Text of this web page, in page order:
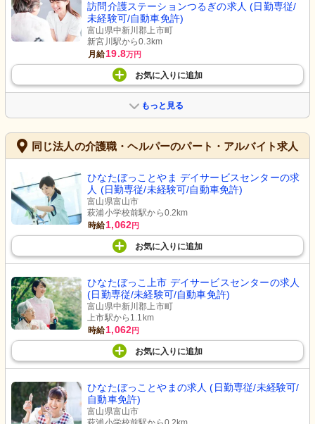
訪問介護ステーションつるぎの求人 (日勤専従/
未経験可/自動車免許)
富山県中新川郡上市町
新宮川駅から0.3km
月給19.8万円
お気に入り に追加
もっと見る
同じ法人の介護職・ヘルパーのパート・アルバイト求人
ひなたぼっことやま デイサービスセンターの求
人 (日勤専従/未経験可/自動車免許)
富山県富山市
萩浦小学校前駅から0.2km
時給1,062円
お気に入り に追加
ひなたぼっこ上市 デイサービスセンターの求人
(日勤専従/未経験可/自動車免許)
富山県中新川郡上市町
上市駅から1.1km
時給1,062円
お気に入り に追加
ひなたぼっことやまの求人 (日勤専従/未経験可/
自動車免許)
富山県富山市